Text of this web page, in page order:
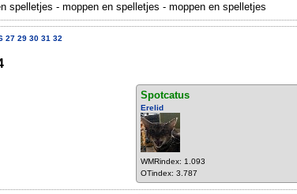
spelletjes - moppen en spelletjes - moppen en spelletjes
27 29 30 31 32
Spotcatus
Erelid
WMRindex: 1.093
OTindex: 3.787